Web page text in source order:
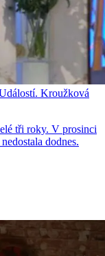
Kroužková
tři roky. V prosinci
dodnes.